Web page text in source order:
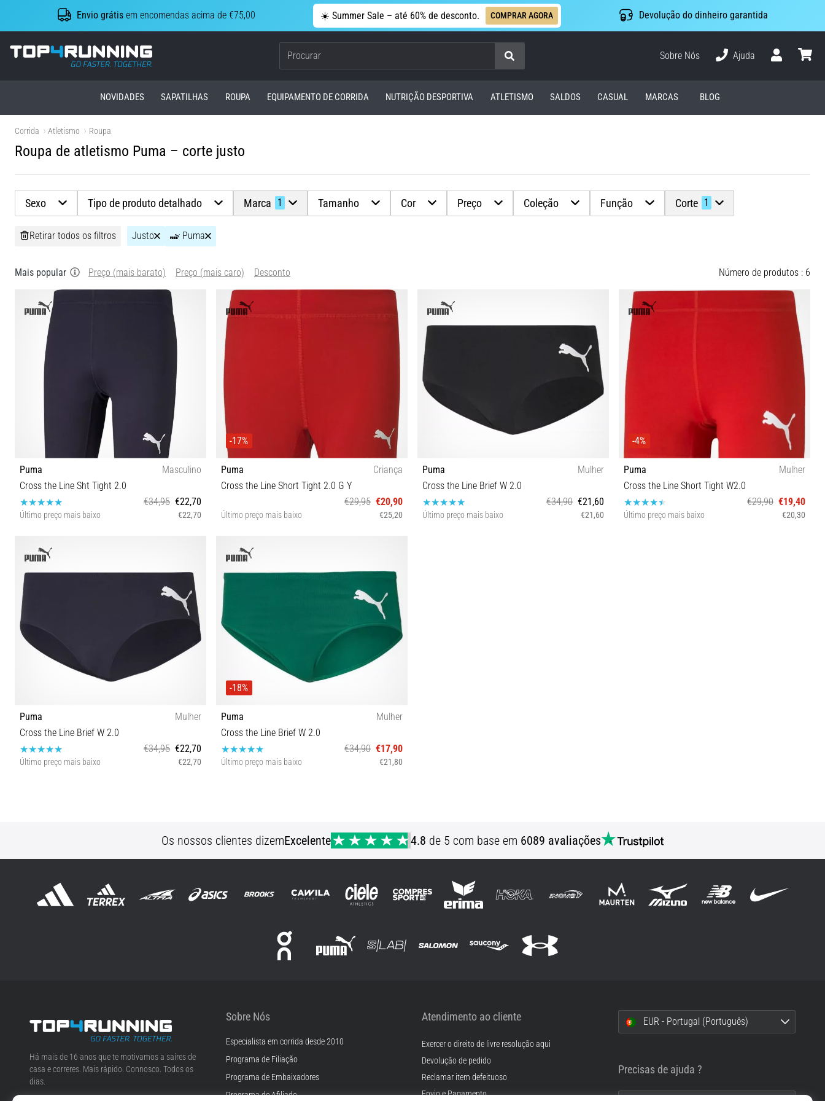
Envio grátis em encomendas acima de €75,00 ☀️ Summer Sale – até 60% de desconto. COMPRAR AGORA Devolução do dinheiro garantida
Top4Running.pt
Procurar
Sobre Nós
Ajuda
NOVIDADES SAPATILHAS ROUPA EQUIPAMENTO DE CORRIDA NUTRIÇÃO DESPORTIVA ATLETISMO SALDOS CASUAL MARCAS BLOG
Corrida Atletismo Roupa
Roupa de atletismo Puma – corte justo
Sexo Tipo de produto detalhado Marca 1 Tamanho Cor Preço Coleção Função Corte 1
Retirar todos os filtros Justo Puma
Mais popular Preço (mais barato) Preço (mais caro) Desconto Número de produtos : 6
Puma
Masculino
Cross the Line Sht Tight 2.0
€34,95 €22,70
Último preço mais baixo €22,70
-17%
Puma
Criança
Cross the Line Short Tight 2.0 G Y
€29,95 €20,90
Último preço mais baixo €25,20
Puma
Mulher
Cross the Line Brief W 2.0
€34,90 €21,60
Último preço mais baixo €21,60
-4%
Puma
Mulher
Cross the Line Short Tight W2.0
€29,90 €19,40
Último preço mais baixo €20,30
Puma
Mulher
Cross the Line Brief W 2.0
€34,95 €22,70
Último preço mais baixo €22,70
-18%
Puma
Mulher
Cross the Line Brief W 2.0
€34,90 €17,90
Último preço mais baixo €21,80
Os nossos clientes dizemExcelente 4.8 de 5 com base em 6089 avaliações
Top4Running.pt
Há mais de 16 anos que te motivamos a saíres de
casa e correres. Mais rápido. Connosco. Todos os
dias.
Sobre Nós
Especialista em corrida desde 2010
Programa de Filiação
Programa de Embaixadores
Programa de Afiliado
Atendimento ao cliente
Exercer o direito de livre resolução aqui
Devolução de pedido
Reclamar item defeituoso
Envio e Pagamento
EUR - Portugal (Português)
Precisas de ajuda ?